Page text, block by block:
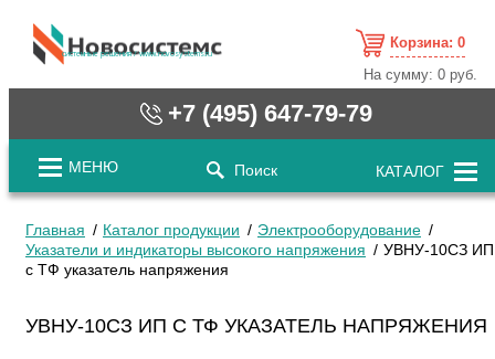
cистемные решения / www.novosystems.ru
Корзина: 0
На сумму:0 руб.
+7 (495) 647-79-79
МЕНЮ Поиск КАТАЛОГ
Главная Каталог продукции
Электрооборудование
Указатели и индикаторы высокого напряжения
УВНУ-10СЗ ИП
с ТФ указатель напряжения
УВНУ-10СЗ ИП С ТФ УКАЗАТЕЛЬ НАПРЯЖЕНИЯ